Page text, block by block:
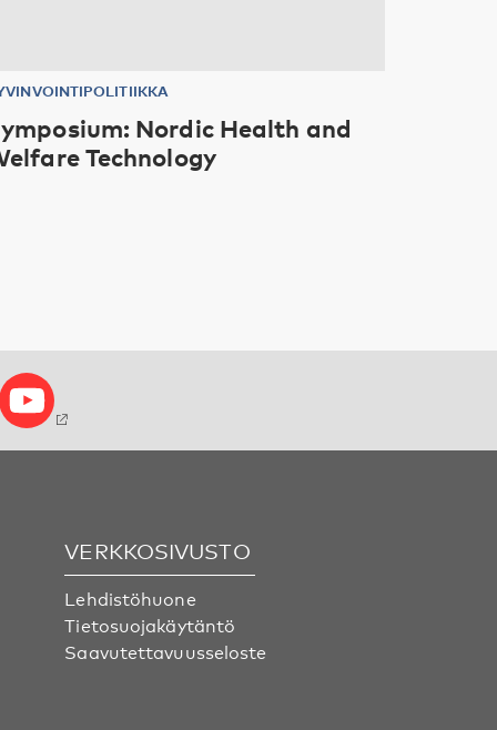
Nordic Health and
Technology
VERKKOSIVUSTO
Lehdistöhuone
Tietosuojakäytäntö
Saavutettavuusseloste